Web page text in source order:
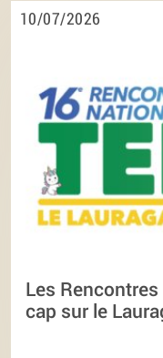
10/07/2026
Les
cap sur le